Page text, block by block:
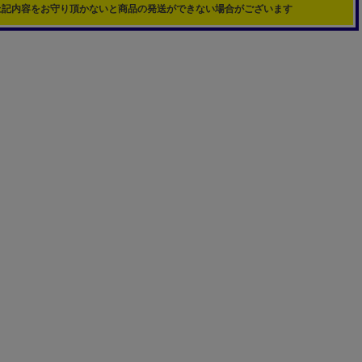
内容をお守り頂かないと商品の発送ができない場合がございます